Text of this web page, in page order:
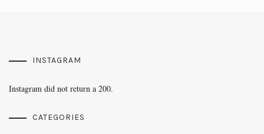
INSTAGRAM
Instagram did not return a 200.
CATEGORIES